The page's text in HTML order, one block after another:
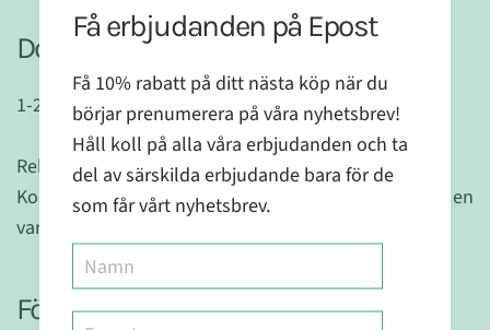
Dosering vuxna
1-2 kapslar per dag eller enligt rekommendation.
Rekommenderad dos bör inte överskridas.
Kosttillskott bör inte användas som ett alternativ till en
varierad kost.
Förvaring
Få erbjudanden på Epost
Få 10% rabatt på ditt nästa köp när du
börjar prenumerera på våra nyhetsbrev!
Håll koll på alla våra erbjudanden och ta
del av särskilda erbjudande bara för de
som får vårt nyhetsbrev.